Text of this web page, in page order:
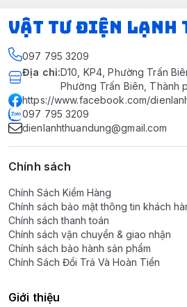
VẬT TƯ ĐIỆN LẠNH
097 795 3209
Địa chỉ:D10, KP4, Phường Trấn
Phường Trấn Biên, Thành
https://www.facebook.com/
097 795 3209
dienlanhthuandung@gmail.com
Chính sách
Chính Sách Kiểm Hàng
Chính sách bảo mật thông tin khách
Chính sách thanh toán
Chính sách vận chuyển & giao nhận
Chính sách bảo hành sản phẩm
Chính Sách Đổi Trả Và Hoàn Tiền
Giới thiệu